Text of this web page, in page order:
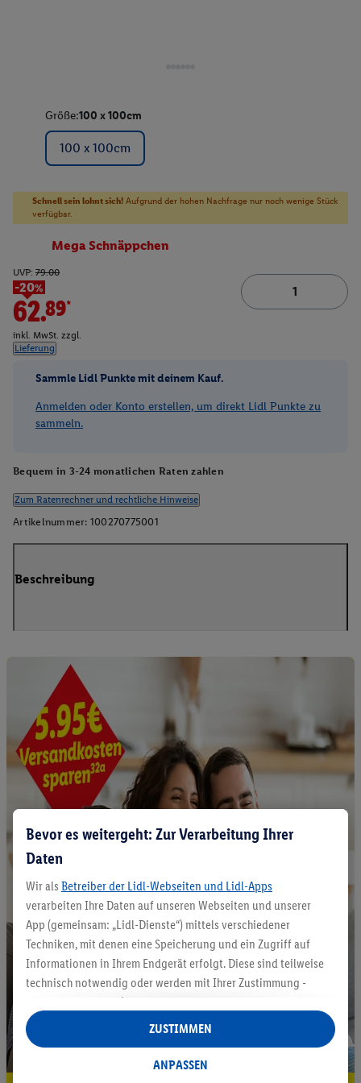
Größe:100 x 100cm
100 x 100cm
Schnell sein lohnt sich! Aufgrund der hohen Nachfrage nur noch wenige Stück
verfügbar.
Mega Schnäppchen
UVP: 79.00
-20%
62.89*
inkl. MwSt. zzgl.
Lieferung
Sammle Lidl Punkte mit deinem Kauf.
Anmelden oder Konto erstellen, um direkt Lidl Punkte zu
sammeln.
Bequem in 3-24 monatlichen Raten zahlen
Zum Ratenrechner und rechtliche Hinweise
Artikelnummer: 100270775001
Beschreibung
Bevor es weitergeht: Zur Verarbeitung Ihrer
Daten
Wir als Betreiber der Lidl-Webseiten und Lidl-Apps
verarbeiten Ihre Daten auf unseren Webseiten und unserer
App (gemeinsam: „Lidl-Dienste“) mittels verschiedener
Techniken, mit denen eine Speicherung und ein Zugriff auf
Informationen in Ihrem Endgerät erfolgt. Diese sind teilweise
technisch notwendig oder werden mit Ihrer Zustimmung -
auch durch Partner (u.a.
Verantwortliche; im Zusammenhang mit dem IAB TCF
insgesamt
Statistik-Erstellung oder für personalisierte Werbung
ANPASSEN
ZUSTIMMEN